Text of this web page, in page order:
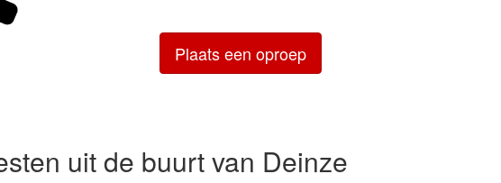
Plaats een oproep
uit de buurt van Deinze